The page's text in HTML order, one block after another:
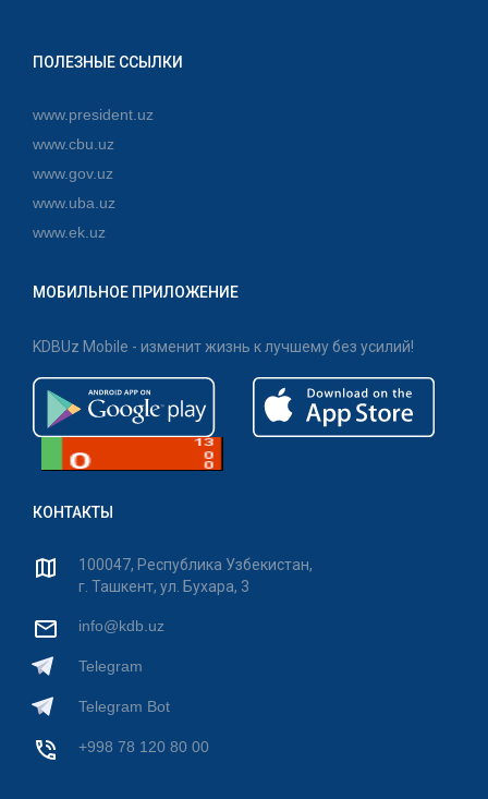
ПОЛЕЗНЫЕ ССЫЛКИ
www.president.uz
www.cbu.uz
www.gov.uz
www.uba.uz
www.ek.uz
МОБИЛЬНОЕ ПРИЛОЖЕНИЕ
KDBUz Mobile - изменит жизнь к лучшему без усилий!
КОНТАКТЫ
100047, Республика Узбекистан,
г. Ташкент, ул. Бухара, 3
info@kdb.uz
Telegram
Telegram Bot
+998 78 120 80 00